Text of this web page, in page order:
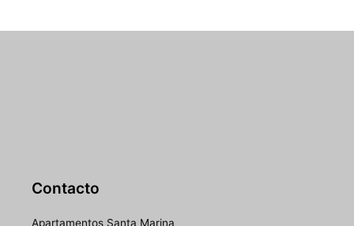
Contacto
Apartamentos Santa Marina